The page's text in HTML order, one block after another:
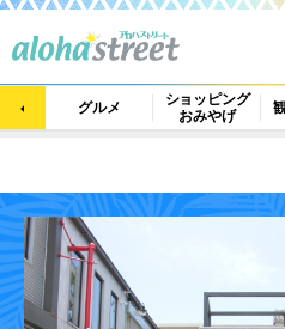
グルメ
ショッピング
おみやげ